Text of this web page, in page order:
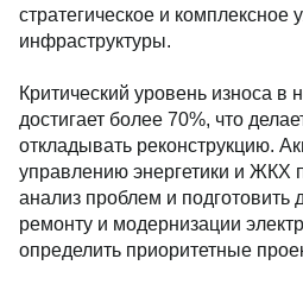
стратегическое и комплексное
инфраструктуры.
Критический уровень износа в
достигает более 70%, что
откладывать реконструкцию.
управлению энергетики и ЖКХ
анализ проблем и подготовить
ремонту и модернизации
определить приоритетные